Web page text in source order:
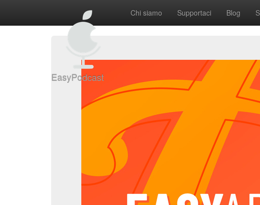
EasyPodcast
Chi siamo Supportaci Blog